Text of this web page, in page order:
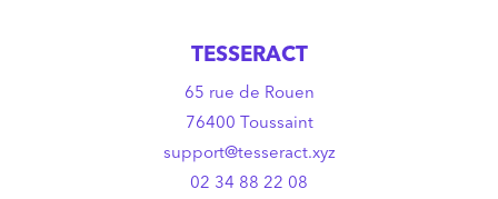
TESSERACT
65 rue de Rouen
76400 Toussaint
support@tesseract.xyz
02 34 88 22 08